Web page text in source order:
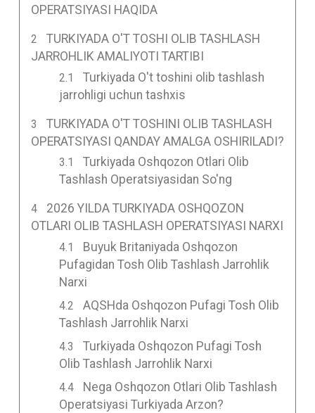
OPERATSIYASI HAQIDA
TURKIYADA O'T TOSHI OLIB TASHLASH
JARROHLIK AMALIYOTI TARTIBI
Turkiyada O't toshini olib tashlash
jarrohligi uchun tashxis
TURKIYADA O'T TOSHINI OLIB TASHLASH
OPERATSIYASI QANDAY AMALGA OSHIRILADI?
Turkiyada Oshqozon Otlari Olib
Tashlash Operatsiyasidan So'ng
2026 YILDA TURKIYADA OSHQOZON
OTLARI OLIB TASHLASH OPERATSIYASI NARXI
Buyuk Britaniyada Oshqozon
Pufagidan Tosh Olib Tashlash Jarrohlik
Narxi
AQSHda Oshqozon Pufagi Tosh Olib
Tashlash Jarrohlik Narxi
Turkiyada Oshqozon Pufagi Tosh
Olib Tashlash Jarrohlik Narxi
Nega Oshqozon Otlari Olib Tashlash
Operatsiyasi Turkiyada Arzon?